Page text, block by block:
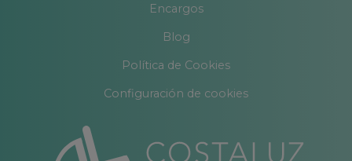
Encargos
Blog
Política de Cookies
Configuración de cookies